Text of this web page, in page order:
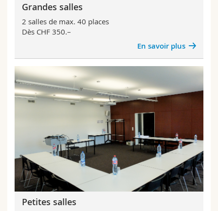
Grandes salles
2 salles de max. 40 places
Dès CHF 350.–
En savoir plus
Petites salles